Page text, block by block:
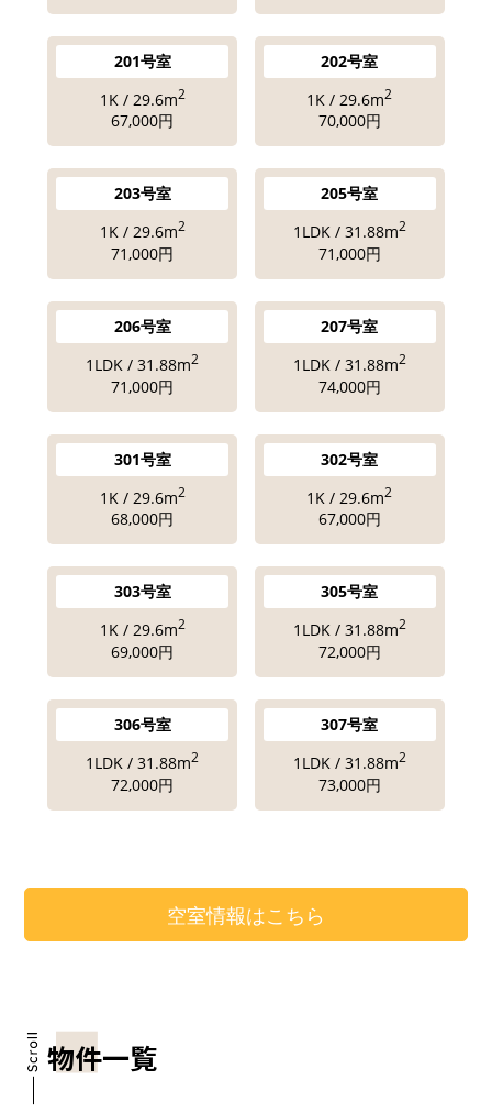
201号室
1K / 29.6m2
67,000円
202号室
1K / 29.6m2
70,000円
203号室
1K / 29.6m2
71,000円
205号室
1LDK / 31.88m2
71,000円
206号室
1LDK / 31.88m2
71,000円
207号室
1LDK / 31.88m2
74,000円
301号室
1K / 29.6m2
68,000円
302号室
1K / 29.6m2
67,000円
303号室
1K / 29.6m2
69,000円
305号室
1LDK / 31.88m2
72,000円
306号室
1LDK / 31.88m2
72,000円
307号室
1LDK / 31.88m2
73,000円
空室情報はこちら
物件一覧